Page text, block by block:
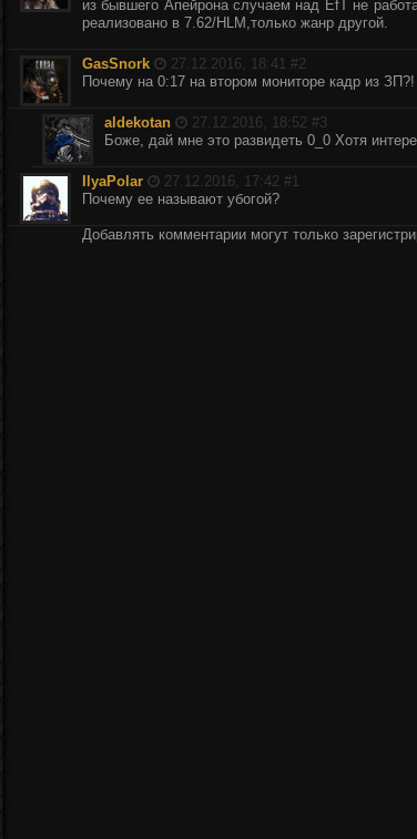
из бывшего Апейрона случаем над EfT не
реализовано в 7.62/HLM,только жанр другой.
GasSnork 27.12.2016, 18:41 #2
Почему на 0:17 на втором мониторе кадр из
aldekotan 27.12.2016, 18:52 #3
Боже, дай мне это развидеть 0_0 Хотя
IlyaPolar 27.12.2016, 17:42 #1
Почему ее называют убогой?
Добавлять комментарии могут только